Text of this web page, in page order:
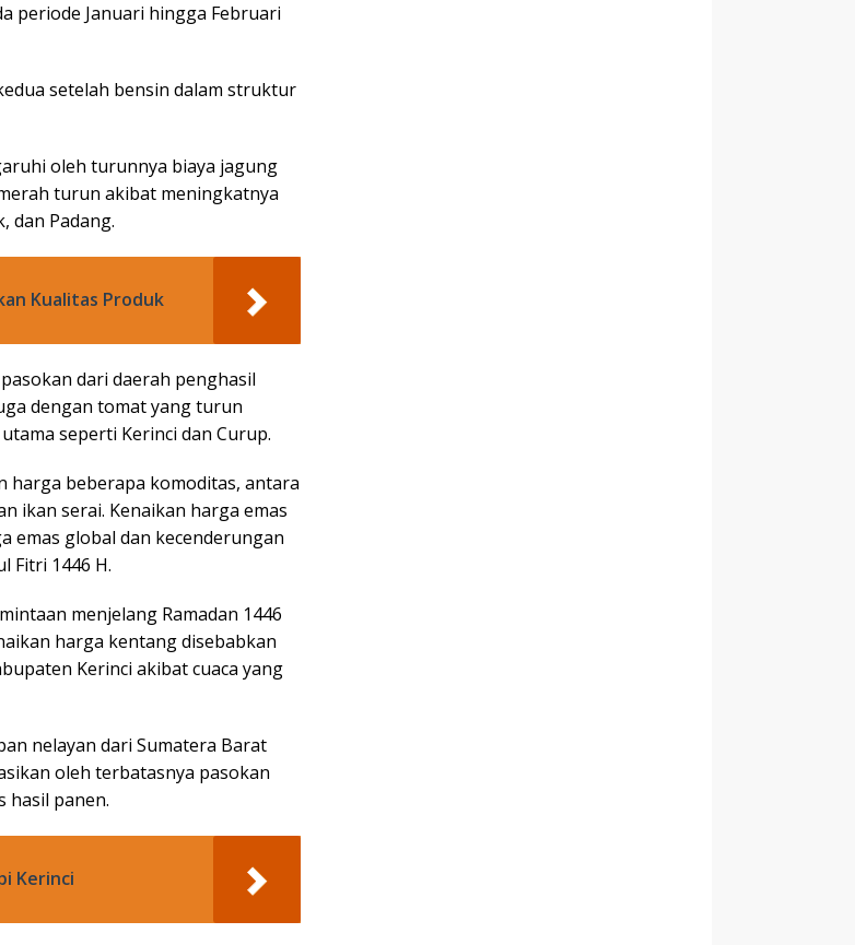
periode Januari hingga Februari
setelah bensin dalam struktur
oleh turunnya biaya jagung
turun akibat meningkatnya
dan Padang.
Kualitas Produk
dari daerah penghasil
dengan tomat yang turun
seperti Kerinci dan Curup.
harga beberapa komoditas, antara
ikan serai. Kenaikan harga emas
emas global dan kecenderungan
Fitri 1446 H.
menjelang Ramadan 1446
harga kentang disebabkan
Kerinci akibat cuaca yang
nelayan dari Sumatera Barat
oleh terbatasnya pasokan
hasil panen.
Kerinci